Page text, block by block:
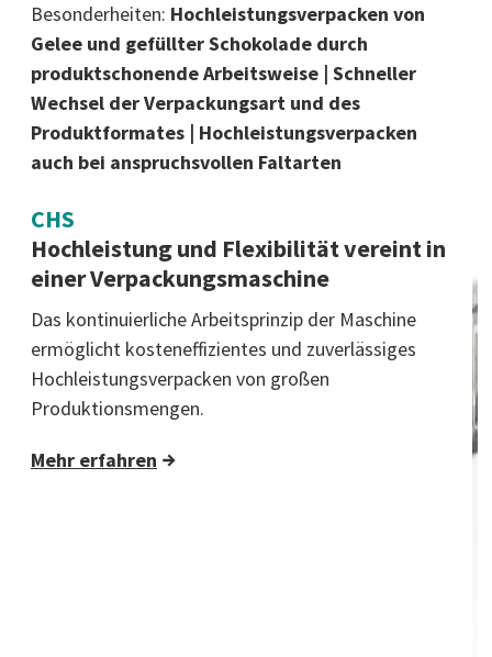
Besonderheiten: Hochleistungsverpacken von
Gelee und gefüllter Schokolade durch
produktschonende Arbeitsweise | Schneller
Wechsel der Verpackungsart und des
Produktformates | Hochleistungsverpacken
auch bei anspruchsvollen Faltarten
CHS
Hochleistung und Flexibilität vereint in
einer Verpackungsmaschine
Das kontinuierliche Arbeitsprinzip der Maschine
ermöglicht kosteneffizientes und zuverlässiges
Hochleistungsverpacken von großen
Produktionsmengen.
Mehr erfahren